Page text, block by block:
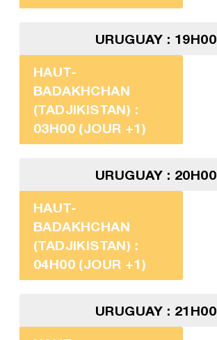
URUGUAY : 19H00
HAUT-
BADAKHCHAN
(TADJIKISTAN) :
03H00 (JOUR +1)
URUGUAY : 20H00
HAUT-
BADAKHCHAN
(TADJIKISTAN) :
04H00 (JOUR +1)
URUGUAY : 21H00